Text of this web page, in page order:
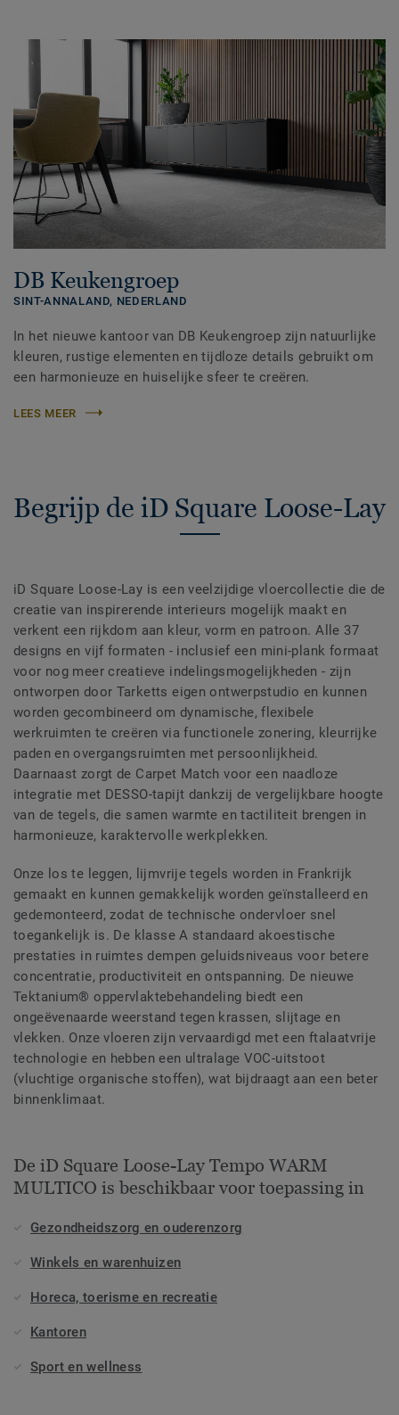
DB Keukengroep
SINT-ANNALAND, NEDERLAND
In het nieuwe kantoor van DB Keukengroep zijn natuurlijke
kleuren, rustige elementen en tijdloze details gebruikt om
een harmonieuze en huiselijke sfeer te creëren.
LEES MEER
Begrijp de iD Square Loose-Lay
iD Square Loose-Lay is een veelzijdige vloercollectie die de
creatie van inspirerende interieurs mogelijk maakt en
verkent een rijkdom aan kleur, vorm en patroon. Alle 37
designs en vijf formaten - inclusief een mini-plank formaat
voor nog meer creatieve indelingsmogelijkheden - zijn
ontworpen door Tarketts eigen ontwerpstudio en kunnen
worden gecombineerd om dynamische, flexibele
werkruimten te creëren via functionele zonering, kleurrijke
paden en overgangsruimten met persoonlijkheid.
Daarnaast zorgt de Carpet Match voor een naadloze
integratie met DESSO-tapijt dankzij de vergelijkbare hoogte
van de tegels, die samen warmte en tactiliteit brengen in
harmonieuze, karaktervolle werkplekken.
Onze los te leggen, lijmvrije tegels worden in Frankrijk
gemaakt en kunnen gemakkelijk worden geïnstalleerd en
gedemonteerd, zodat de technische ondervloer snel
toegankelijk is. De klasse A standaard akoestische
prestaties in ruimtes dempen geluidsniveaus voor betere
concentratie, productiviteit en ontspanning. De nieuwe
Tektanium® oppervlaktebehandeling biedt een
ongeëvenaarde weerstand tegen krassen, slijtage en
vlekken. Onze vloeren zijn vervaardigd met een ftalaatvrije
technologie en hebben een ultralage VOC-uitstoot
(vluchtige organische stoffen), wat bijdraagt aan een beter
binnenklimaat.
De iD Square Loose-Lay Tempo WARM
MULTICO is beschikbaar voor toepassing in
Gezondheidszorg en ouderenzorg
Winkels en warenhuizen
Horeca, toerisme en recreatie
Kantoren
Sport en wellness